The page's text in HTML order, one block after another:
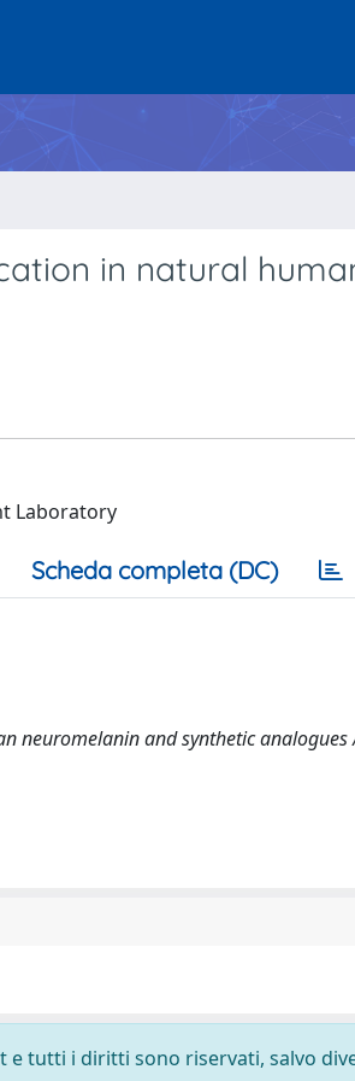
in natural
Laboratory
Scheda completa (DC)
neuromelanin and synthetic analogues
tutti i diritti sono riservati, salvo